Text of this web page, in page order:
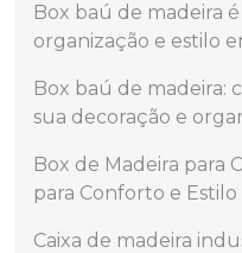
Box baú de madeira
organização e estilo
Box baú de madeira:
sua decoração e
Box de Madeira para
para Conforto e Estilo
Caixa de madeira